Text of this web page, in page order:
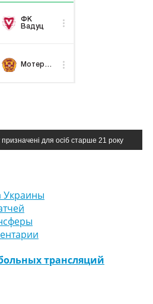
для осіб старше 21 року
Украины
трансляций